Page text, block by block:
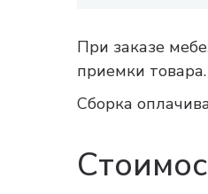
При заказе
приемки товара.
Сборка